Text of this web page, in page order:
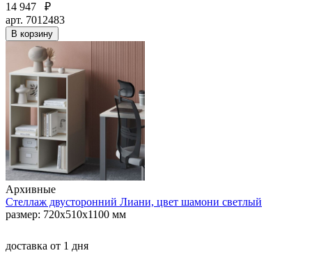
14 947
₽
арт. 7012483
В корзину
Архивные
Стеллаж двусторонний Лиани, цвет шамони светлый
размер: 720x510x1100 мм
доставка от 1 дня